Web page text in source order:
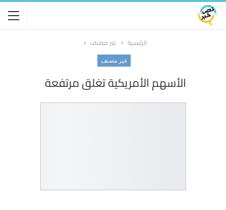
الرئيسية غير مصنف
غير مصنف
الأسهم الأمريكية تغلق مرتفعة